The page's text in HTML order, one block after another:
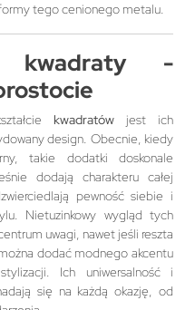
tego cenionego metalu.
kwadraty -
kwadratów jest ich
design. Obecnie, kiedy
takie dodatki doskonale
dodają charakteru całej
pewność siebie i
Nietuzinkowy wygląd tych
uwagi, nawet jeśli reszta
dodać modnego akcentu
Ich uniwersalność i
się na każdą okazję, od